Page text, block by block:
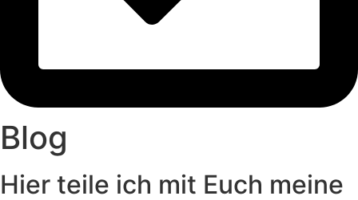
Blog
Hier teile ich mit Euch meine